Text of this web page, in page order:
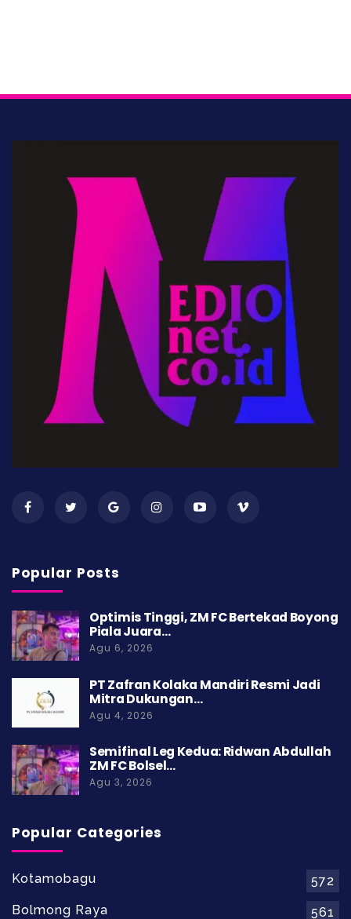
Popular Posts
Optimis Tinggi, ZM FC Bertekad Boyong
Piala Juara…
Agu 6, 2026
PT Zafran Kolaka Mandiri Resmi Jadi
Mitra Dukungan…
Agu 4, 2026
Semifinal Leg Kedua: Ridwan Abdullah
ZM FC Bolsel…
Agu 3, 2026
Popular Categories
Kotamobagu
572
Bolmong Raya
561